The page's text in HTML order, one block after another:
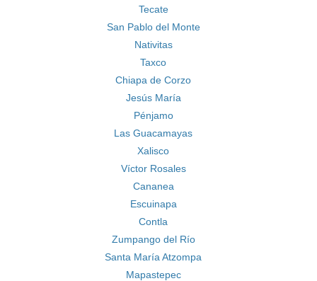
Tecate
San Pablo del Monte
Nativitas
Taxco
Chiapa de Corzo
Jesús María
Pénjamo
Las Guacamayas
Xalisco
Víctor Rosales
Cananea
Escuinapa
Contla
Zumpango del Río
Santa María Atzompa
Mapastepec